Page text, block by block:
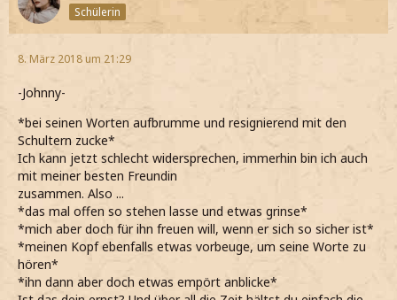
Schülerin
8. März 2018 um 21:29
-Johnny-
*bei seinen Worten aufbrumme und resignierend mit den
Schultern zucke*
Ich kann jetzt schlecht widersprechen, immerhin bin ich auch
mit meiner besten Freundin
zusammen. Also ...
*das mal offen so stehen lasse und etwas grinse*
*mich aber doch für ihn freuen will, wenn er sich so sicher ist*
*meinen Kopf ebenfalls etwas vorbeuge, um seine Worte zu
hören*
*ihn dann aber doch etwas empört anblicke*